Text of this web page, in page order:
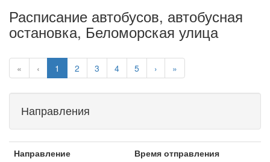
Расписание автобусов, автобусная
остановка, Беломорская улица
« ‹ 1 2 3 4 5 › »
Направления
Направление
Время отправления